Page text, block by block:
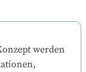
werden